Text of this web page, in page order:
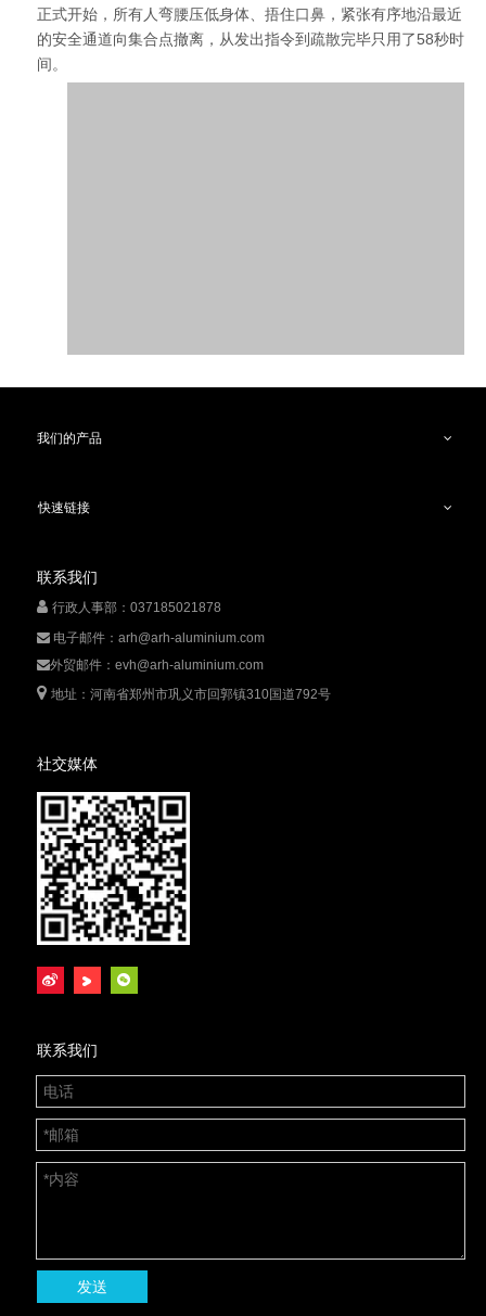
正式开始，所有人弯腰压低身体、捂住口鼻，紧张有序地沿最近
的安全通道向集合点撤离，从发出指令到疏散完毕只用了58秒时
间。
行，结合前期的消防安全教育培训，为演练的顺利进行奠定了良
好基础。但有些员工紧急逃生意识不强，认真重视程度不够，今
后在思想教育上还要加强宣导。
生命无小事，消防演练不是游戏，通过此次演练，使大家熟
悉了车间逃生的基本流程，对突发事件的应变能力有所提高，进
司的安全生产保驾护航。
我们的产品
快速链接
联系我们
 行政人事部：037185021878
 电子邮件： arh@arh-aluminium.com
外贸邮件： evh@arh-aluminium.com
 地址：河南省郑州市巩义市回郭镇310国道792号
社交媒体
联系我们
发送